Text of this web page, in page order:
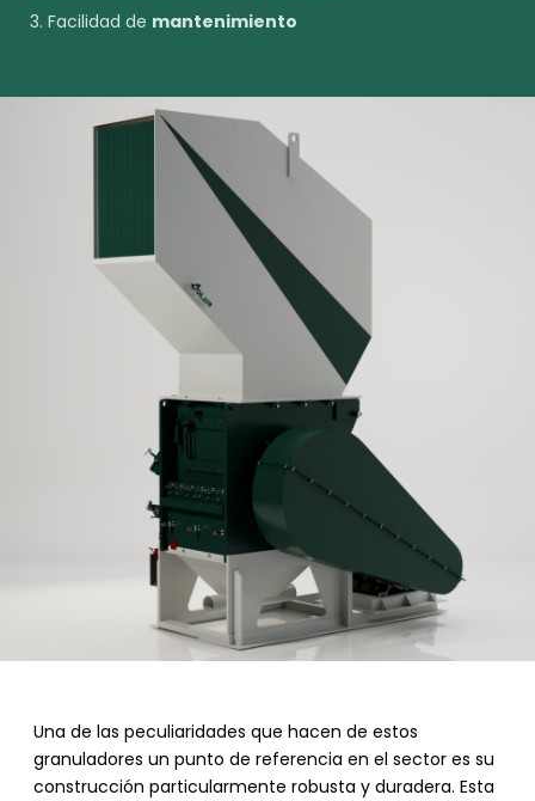
Facilidad de mantenimiento
Una de las peculiaridades que hacen de estos
granuladores un punto de referencia en el sector es su
construcción particularmente robusta y duradera. Esta